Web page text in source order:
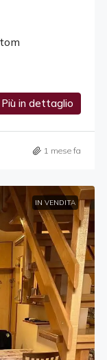
Più in dettaglio
1 mese fa
IN VENDITA